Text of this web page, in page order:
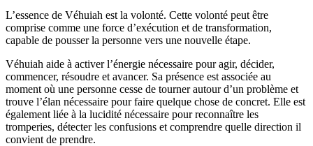
L’essence de Véhuiah est la volonté. Cette volonté peut être
comprise comme une force d’exécution et de transformation,
capable de pousser la personne vers une nouvelle étape.
Véhuiah aide à activer l’énergie nécessaire pour agir, décider,
commencer, résoudre et avancer. Sa présence est associée au
moment où une personne cesse de tourner autour d’un problème et
trouve l’élan nécessaire pour faire quelque chose de concret. Elle est
également liée à la lucidité nécessaire pour reconnaître les
tromperies, détecter les confusions et comprendre quelle direction il
convient de prendre.